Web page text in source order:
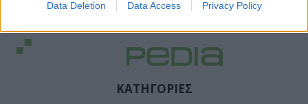
Data Deletion Data Access Privacy Policy
ΚΑΤΗΓΟΡΙΕΣ